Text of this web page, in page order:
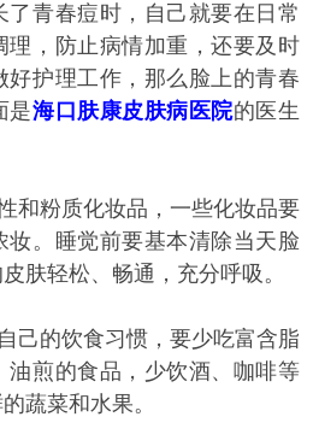
了青春痘时，自己就要在日常
理，防止病情加重，还要及时
好护理工作，那么脸上的青春
是海口肤康皮肤病医院的医生
和粉质化妆品，一些化妆品要
妆。睡觉前要基本清除当天脸
肤轻松、畅通，充分呼吸。
己的饮食习惯，要少吃富含脂
油煎的食品，少饮酒、咖啡等
蔬菜和水果。